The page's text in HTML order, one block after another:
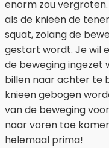
enorm zou
als de knieën de
squat, zolang de
gestart wordt. Je wil
de beweging ingezet
billen naar achter te
knieën gebogen
van de beweging
naar voren toe
helemaal prima!